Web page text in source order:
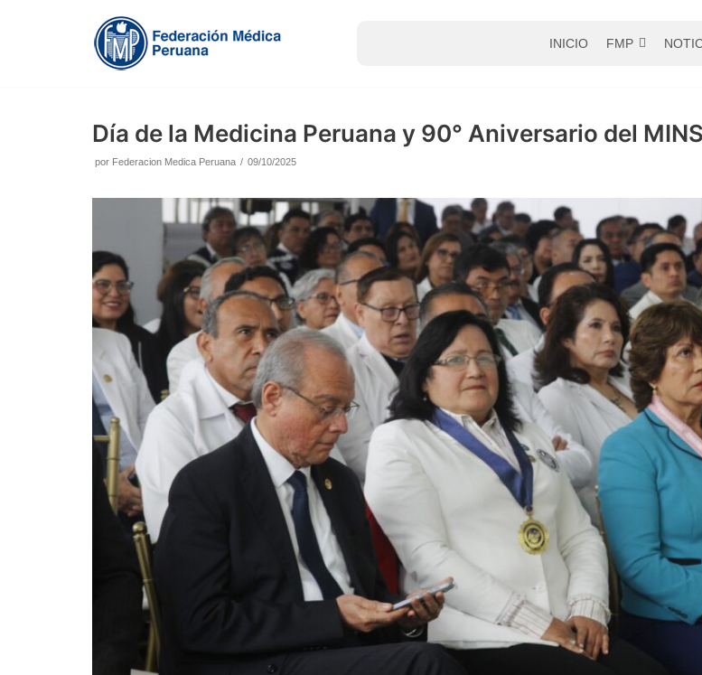
INICIO FMP
Día de la Medicina Peruana y 90° Aniversario del
por Federacion Medica Peruana 09/10/2025